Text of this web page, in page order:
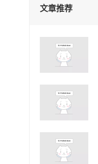
文章推荐